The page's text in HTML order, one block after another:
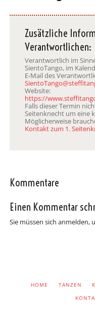
Zusätzliche
Verantwortlichen:
Verantwortlich im
SientoTango, im
E-Mail des
Website:
https://
Falls dieser Termin
Seitenknecht um eine
Möglicherweise
Kontakt zum 1.
Kommentare
Einen Kommentar
Sie müssen sich
HOME TANZEN